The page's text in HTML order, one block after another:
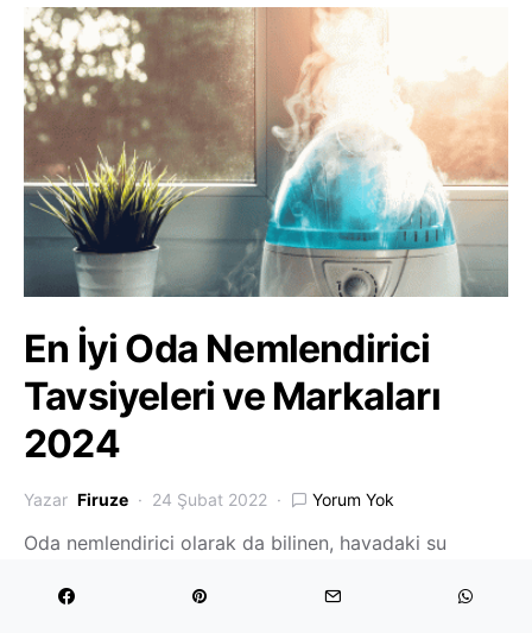
En İyi Oda Nemlendirici
Tavsiyeleri ve Markaları
2024
Yazar Firuze 24 Şubat 2022 Yorum Yok
Oda nemlendirici olarak da bilinen, havadaki su
cihazlar nem sorunu yaşadığımız mekânlarda…